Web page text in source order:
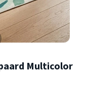
Multicolor